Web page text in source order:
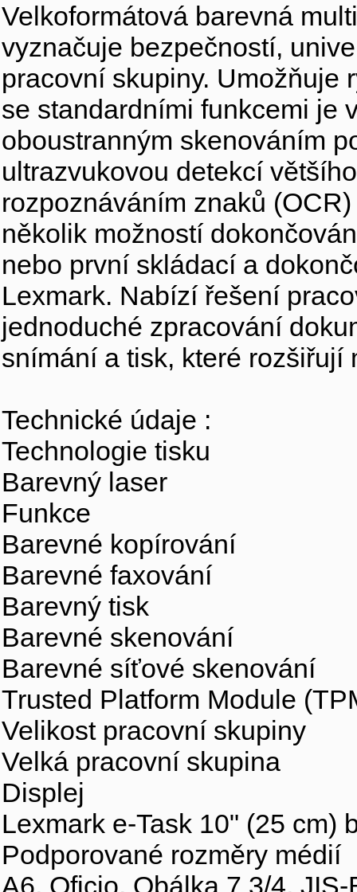
Velkoformátová barevná
vyznačuje bezpečností,
pracovní skupiny. Umožňuje
se standardními funkcemi je
oboustranným skenováním
ultrazvukovou detekcí
rozpoznáváním znaků
několik možností
nebo první skládací a
Lexmark. Nabízí řešení
jednoduché zpracování
snímání a tisk, které
Technické údaje :
Technologie tisku
Barevný laser
Funkce
Barevné kopírování
Barevné faxování
Barevný tisk
Barevné skenování
Barevné síťové skenování
Trusted Platform Module
Velikost pracovní skupiny
Velká pracovní skupina
Displej
Lexmark e-Task 10" (25 cm)
Podporované rozměry médií
A6, Oficio, Obálka 7 3/4,